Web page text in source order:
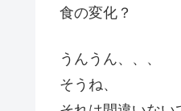
食の変化？
うんうん、、、
そうね、